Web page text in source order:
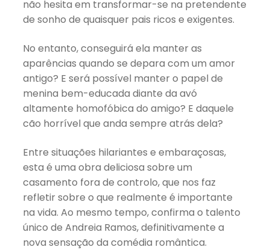
não hesita em transformar-se na pretendente
de sonho de quaisquer pais ricos e exigentes.
No entanto, conseguirá ela manter as
aparências quando se depara com um amor
antigo? E será possível manter o papel de
menina bem-educada diante da avó
altamente homofóbica do amigo? E daquele
cão horrível que anda sempre atrás dela?
Entre situações hilariantes e embaraçosas,
esta é uma obra deliciosa sobre um
casamento fora de controlo, que nos faz
refletir sobre o que realmente é importante
na vida. Ao mesmo tempo, confirma o talento
único de Andreia Ramos, definitivamente a
nova sensação da comédia romântica.